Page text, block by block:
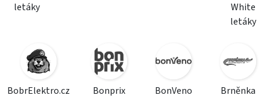
letáky
White
letáky
BobrElektro.cz
Bonprix
BonVeno
Brněnka